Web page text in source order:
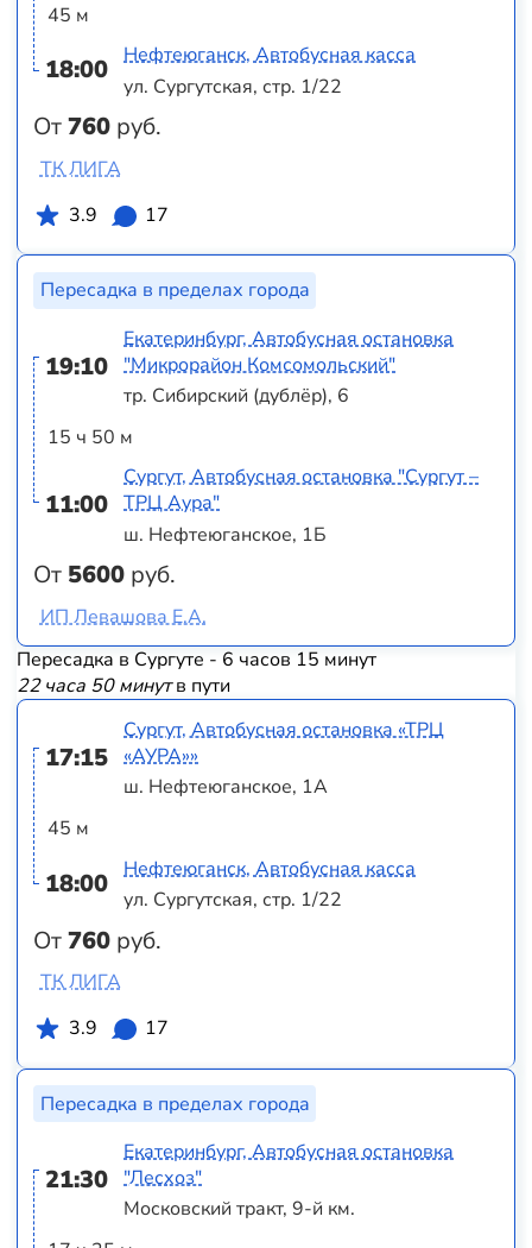
45 м
18:00
От760 руб.
Нефтеюганск, Автобусная касса
ул. Сургутская, стр. 1/22
ТК ЛИГА
3.9
17
Пересадка в пределах города
19:10
15 ч 50 м
11:00
От 5600 руб.
Екатеринбург, Автобусная остановка
"Микрорайон Комсомольский"
тр. Сибирский (дублёр), 6
Сургут, Автобусная остановка "Сургут –
ТРЦ Аура"
ш. Нефтеюганское, 1Б
ИП Левашова Е.А.
Пересадка в Сургуте - 6 часов 15 минут
22 часа 50 минутв пути
17:15
45 м
18:00
От760 руб.
Сургут, Автобусная остановка «ТРЦ
«АУРА»»
ш. Нефтеюганское, 1А
Нефтеюганск, Автобусная касса
ул. Сургутская, стр. 1/22
ТК ЛИГА
3.9
17
Пересадка в пределах города
21:30
Екатеринбург, Автобусная остановка
"Лесхоз"
Московский тракт, 9-й км.